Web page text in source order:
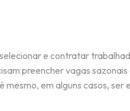
e contratar
preencher vagas
em alguns casos,